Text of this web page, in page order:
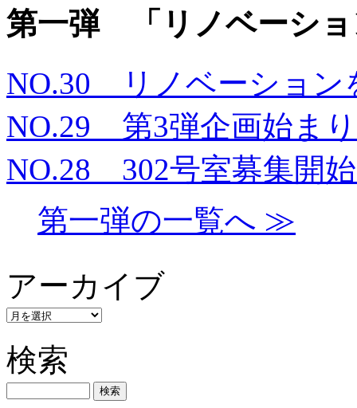
第一弾 「リノベーショ
NO.30 リノベーション
NO.29 第3弾企画始ま
NO.28 302号室募集開
第一弾の一覧へ ≫
アーカイブ
検索